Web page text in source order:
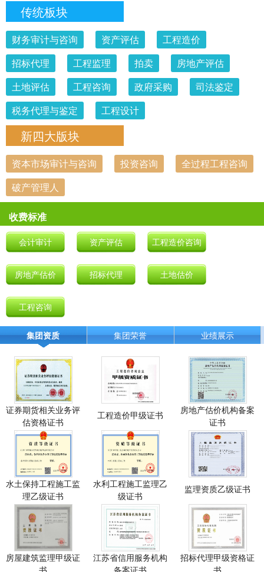
传统板块
财务审计与咨询 资产评估
工程造价
招标代理
工程监理 拍卖
房地产评估
土地评估
工程咨询 政府采购
司法鉴定
税务代理与鉴定
工程设计
新四大版块
资本市场审计与咨询 投资咨询
全过程工程咨询
破产管理人
收费标准
会计审计 资产评估 工程造价咨询
房地产估价 招标代理 土地估价
工程咨询
集团资质 集团荣誉 业绩展示
证券期货相关业务评
估资格证书
工程造价甲级证书
房地产估价机构备案
证书
水土保持工程施工监
理乙级证书
水利工程施工监理乙
级证书
监理资质乙级证书
房屋建筑监理甲级证
书
江苏省信用服务机构
备案证书
招标代理甲级资格证
书